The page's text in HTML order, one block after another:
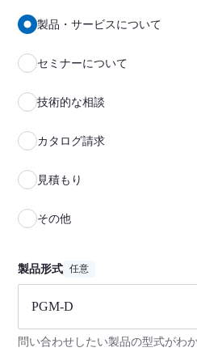
製品・サービスについて
セミナーについて
技術的な相談
カタログ請求
見積もり
その他
製品形式 任意
問い合わせしたい製品の型式がわ